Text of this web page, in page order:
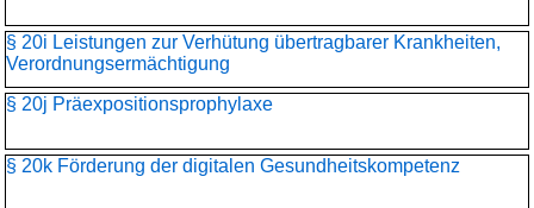
§ 20i Leistungen zur Verhütung übertragbarer Krankheiten,
Verordnungsermächtigung
§ 20j Präexpositionsprophylaxe
§ 20k Förderung der digitalen Gesundheitskompetenz